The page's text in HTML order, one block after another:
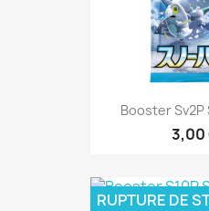
Booster Sv2P
3,00
RUPTURE DE